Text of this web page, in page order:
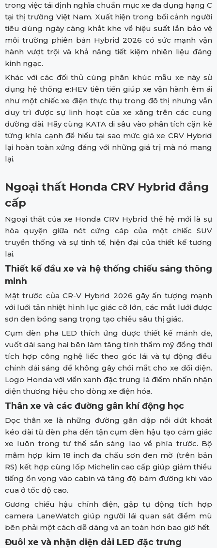
trong việc tái định nghĩa chuẩn mực xe đa dụng hạng C
tại thị trường Việt Nam. Xuất hiện trong bối cảnh người
tiêu dùng ngày càng khắt khe về hiệu suất lẫn bảo vệ
môi trường phiên bản Hybrid 2026 có sức mạnh vận
hành vượt trội và khả năng tiết kiệm nhiên liệu đáng
kinh ngạc.
Khác với các đối thủ cùng phân khúc mẫu xe này sử
dụng hệ thống e:HEV tiên tiến giúp xe vận hành êm ái
như một chiếc xe điện thực thụ trong đô thị nhưng vẫn
duy trì được sự linh hoạt của xe xăng trên các cung
đường dài. Hãy cùng KATA đi sâu vào phân tích cặn kẽ
từng khía cạnh để hiểu tại sao mức giá xe CRV Hybrid
lại hoàn toàn xứng đáng với những giá trị mà nó mang
lại.
Ngoại thất Honda CRV Hybrid đẳng
cấp
Ngoại thất của xe Honda CRV Hybrid thế hệ mới là sự
hòa quyện giữa nét cứng cáp của một chiếc SUV
truyền thống và sự tinh tế, hiện đại của thiết kế tương
lai.
Thiết kế đầu xe và hệ thống chiếu sáng thông
minh
Mặt trước của CR-V Hybrid 2026 gây ấn tượng mạnh
với lưới tản nhiệt hình lục giác cỡ lớn, các mắt lưới được
sơn đen bóng sang trọng tạo chiều sâu thị giác.
Cụm đèn pha LED thích ứng được thiết kế mảnh dẻ,
vuốt dài sang hai bên làm tăng tính thẩm mỹ đồng thời
tích hợp công nghệ liếc theo góc lái và tự động điều
chỉnh dải sáng để không gây chói mắt cho xe đối diện.
Logo Honda với viền xanh đặc trưng là điểm nhấn nhận
diện thương hiệu cho dòng xe điện hóa.
Thân xe và các đường gân khí động học
Dọc thân xe là những đường gân dập nổi dứt khoát
kéo dài từ đèn pha đến tận cụm đèn hậu tạo cảm giác
xe luôn trong tư thế sẵn sàng lao về phía trước. Bộ
mâm hợp kim 18 inch đa chấu sơn đen mờ (trên bản
RS) kết hợp cùng lốp Michelin cao cấp giúp giảm thiểu
tiếng ồn vọng vào cabin và tăng độ bám đường khi vào
cua ở tốc độ cao.
Gương chiếu hậu chỉnh điện, gập tự động tích hợp
camera LaneWatch giúp người lái quan sát điểm mù
bên phải một cách dễ dàng và an toàn hơn bao giờ hết.
Đuôi xe và nhận diện dải LED đặc trưng